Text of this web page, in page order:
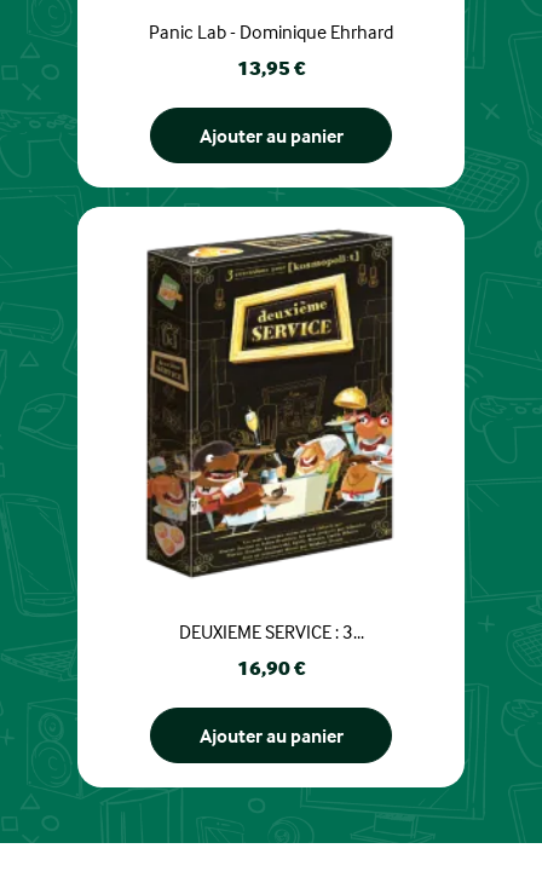
Panic Lab - Dominique Ehrhard
Prix
13,95 €
Ajouter au panier
DEUXIEME SERVICE : 3...
Prix
16,90 €
Ajouter au panier